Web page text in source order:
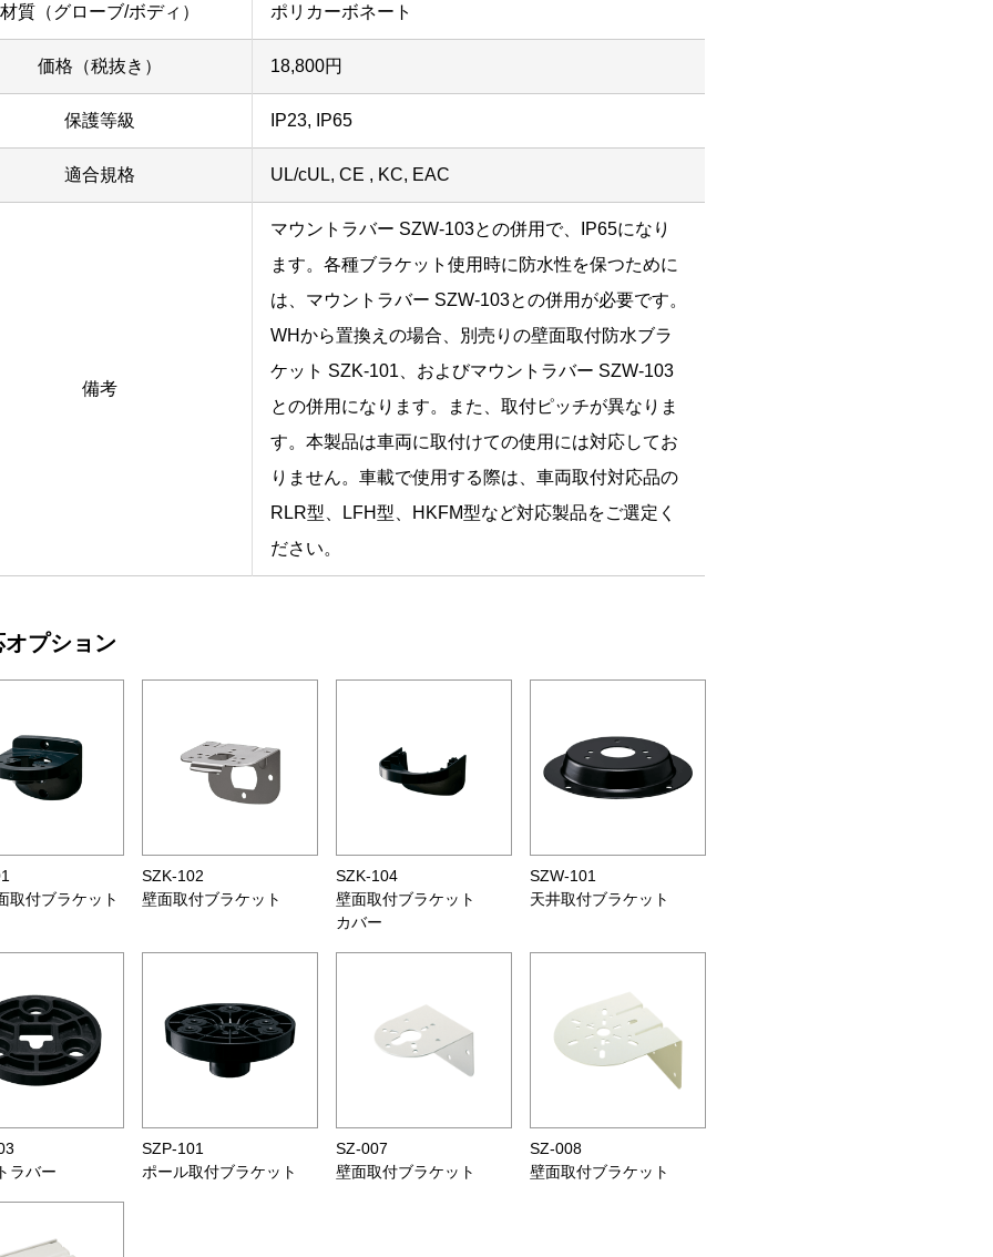
材質（グローブ/ボディ） ポリカーボネート
価格（税抜き） 18,800円
保護等級 IP23, IP65
適合規格 UL/cUL, CE , KC, EAC
備考
マウントラバー SZW-103との併用で、IP65になり
ます。各種ブラケット使用時に防水性を保つために
は、マウントラバー SZW-103との併用が必要です。
WHから置換えの場合、別売りの壁面取付防水ブラ
ケット SZK-101、およびマウントラバー SZW-103
との併用になります。また、取付ピッチが異なりま
す。本製品は車両に取付けての使用には対応してお
りません。車載で使用する際は、車両取付対応品の
RLR型、LFH型、HKFM型など対応製品をご選定く
ださい。
オプション
取付ブラケット
SZK-102
壁面取付ブラケット
SZK-104
壁面取付ブラケット
カバー
SZW-101
天井取付ブラケット
ラバー
SZP-101
ポール取付ブラケット
SZ-007
壁面取付ブラケット
SZ-008
壁面取付ブラケット